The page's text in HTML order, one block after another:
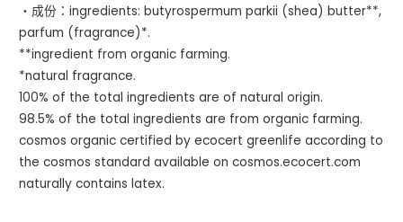
・成份：ingredients: butyrospermum parkii (shea) butter**,
parfum (fragrance)*.
**ingredient from organic farming.
*natural fragrance.
100% of the total ingredients are of natural origin.
98.5% of the total ingredients are from organic farming.
cosmos organic certified by ecocert greenlife according to
the cosmos standard available on cosmos.ecocert.com
naturally contains latex.